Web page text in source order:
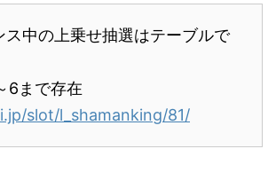
ス中の上乗せ抽選はテーブルで
6まで存在
slot/l_shamanking/81/